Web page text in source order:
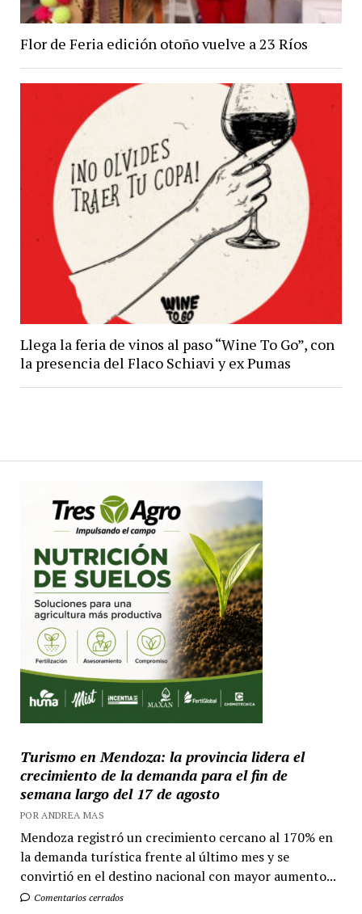
Flor de Feria edición otoño vuelve a 23 Ríos
Llega la feria de vinos al paso “Wine To Go”, con
la presencia del Flaco Schiavi y ex Pumas
Turismo en Mendoza: la provincia lidera el
crecimiento de la demanda para el fin de
semana largo del 17 de agosto
POR ANDREA MAS
Mendoza registró un crecimiento cercano al 170% en
la demanda turística frente al último mes y se
convirtió en el destino nacional con mayor aumento...
Comentarios cerrados